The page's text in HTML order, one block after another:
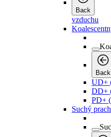
Back
vzduchu
Back
UD+
DD+
PD+
Suchý prach